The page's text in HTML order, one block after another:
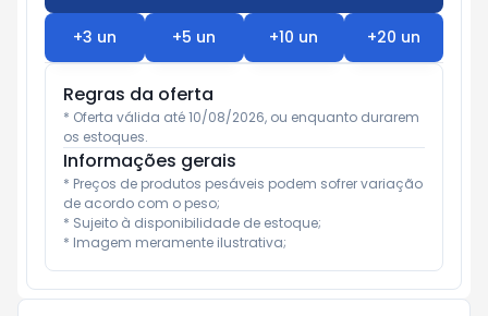
+3 un +5 un +10 un +20 un
Regras da oferta
* Oferta válida até 10/08/2026, ou enquanto durarem
os estoques.
Informações gerais
* Preços de produtos pesáveis podem sofrer variação
de acordo com o peso;
* Sujeito à disponibilidade de estoque;
* Imagem meramente ilustrativa;